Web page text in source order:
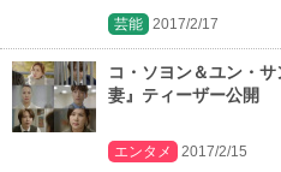
芸能 2017/2/17
コ・ソヨン＆ユン・
妻』ティーザー公開
エンタメ 2017/2/15